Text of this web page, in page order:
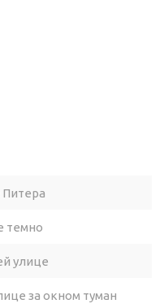
темно
улице
за окном туман